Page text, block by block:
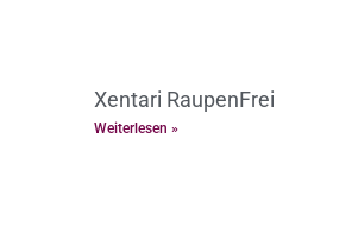
Xentari RaupenFrei
Weiterlesen »